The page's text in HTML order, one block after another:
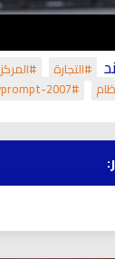
#التجارة #المركز
#dailyprompt-2007